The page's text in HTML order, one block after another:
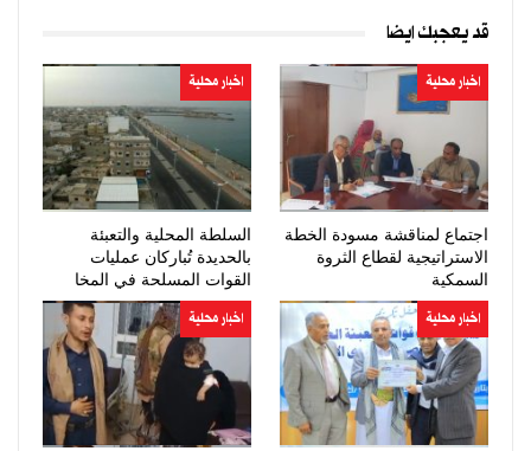
قد يعجبك ايضا
اخبار محلية
اجتماع لمناقشة مسودة الخطة
الاستراتيجية لقطاع الثروة
السمكية
اخبار محلية
السلطة المحلية والتعبئة
بالحديدة تُباركان عمليات
القوات المسلحة في المخا
اخبار محلية اخبار محلية